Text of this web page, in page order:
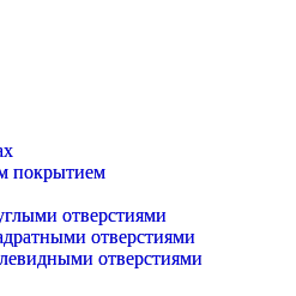
покрытием
отверстиями
отверстиями
отверстиями